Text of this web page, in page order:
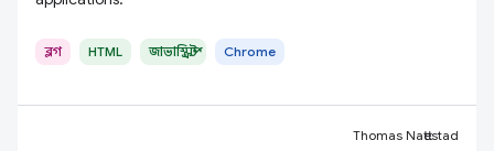
ব্লগ HTML জাভাস্ক্রিপ্ট Chrome
Thomas Nattestad